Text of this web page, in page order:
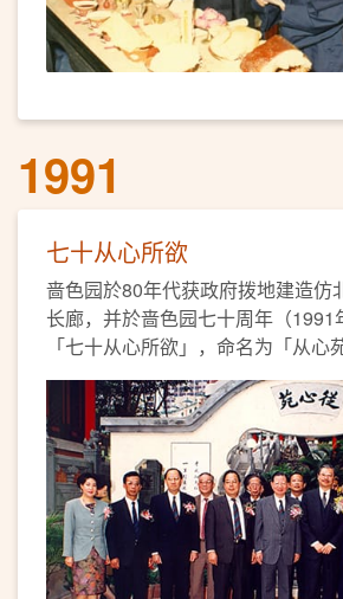
1991
七十从心所欲
啬色园於80年代获政府拨地建造仿
长廊，并於啬色园七十周年（1991
「七十从心所欲」，命名为「从心